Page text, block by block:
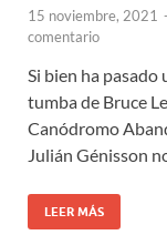
15 noviembre, 2021 -
comentario
Si bien ha pasado
tumba de Bruce
Canódromo
Julián Génisson
LEER MÁS